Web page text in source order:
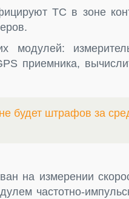
ТС в зоне
модулей:
приемника,
будет штрафов за
на измерении
частотно-